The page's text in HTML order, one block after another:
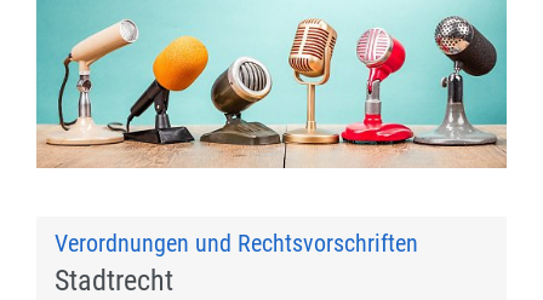
Verordnungen und Rechtsvorschriften
Stadtrecht